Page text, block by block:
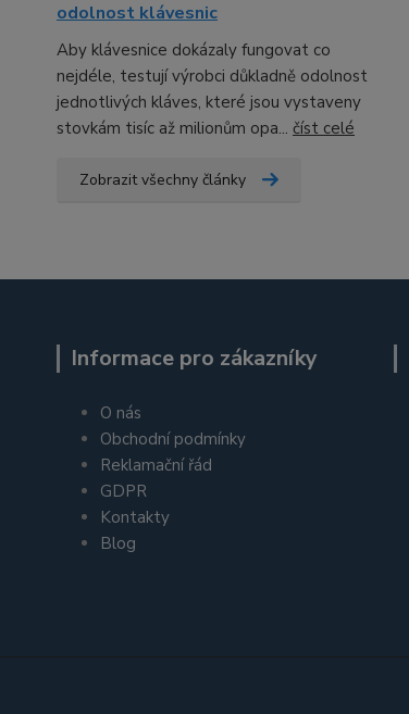
odolnost klávesnic
Aby klávesnice dokázaly fungovat co
nejdéle, testují výrobci důkladně odolnost
jednotlivých kláves, které jsou vystaveny
stovkám tisíc až milionům opa... číst celé
Zobrazit všechny články
Informace pro zákazníky
O nás
Obchodní podmínky
Reklamační řád
GDPR
Kontakty
Blog